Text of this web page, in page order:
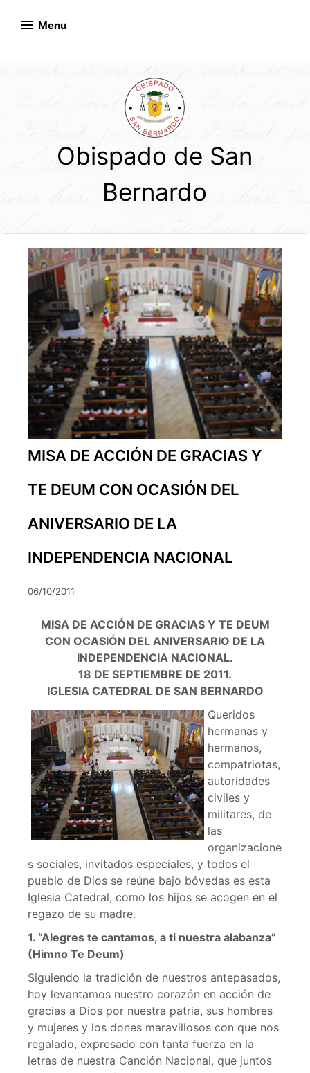
Menu
Obispado de San
Bernardo
MISA DE ACCIÓN DE GRACIAS Y
TE DEUM CON OCASIÓN DEL
ANIVERSARIO DE LA
INDEPENDENCIA NACIONAL
06/10/2011
MISA DE ACCIÓN DE GRACIAS Y TE DEUM
CON OCASIÓN DEL ANIVERSARIO DE LA
INDEPENDENCIA NACIONAL.
18 DE SEPTIEMBRE DE 2011.
IGLESIA CATEDRAL DE SAN BERNARDO
Queridos
hermanas y
hermanos,
compatriotas,
autoridades
civiles y
militares, de
las
organizacione
s sociales, invitados especiales, y todos el
pueblo de Dios se reúne bajo bóvedas es esta
Iglesia Catedral, como los hijos se acogen en el
regazo de su madre.
1. “Alegres te cantamos, a ti nuestra alabanza”
(Himno Te Deum)
Siguiendo la tradición de nuestros antepasados,
hoy levantamos nuestro corazón en acción de
gracias a Dios por nuestra patria, sus hombres
y mujeres y los dones maravillosos con que nos
regalado, expresado con tanta fuerza en la
letras de nuestra Canción Nacional, que juntos